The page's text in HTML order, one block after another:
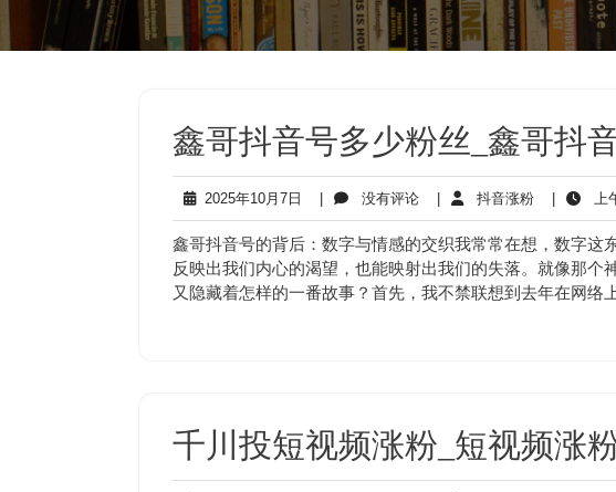
鑫哥抖音号多少粉丝_鑫哥抖
2025年10月7日
2025
年
10
月
7
日
没有评论没
有
评
论
抖音涨粉抖
音
涨
粉
上
鑫哥抖音号的背后：数字与情感的交织我常常在想，数字这
反映出我们内心的渴望，也能映射出我们的失落。就像那个
又隐藏着怎样的一番故事？首先，我不禁联想到去年在网络
千川投短视频涨粉_短视频涨